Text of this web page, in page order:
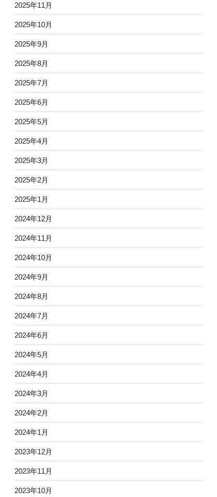
2025年11月
2025年10月
2025年9月
2025年8月
2025年7月
2025年6月
2025年5月
2025年4月
2025年3月
2025年2月
2025年1月
2024年12月
2024年11月
2024年10月
2024年9月
2024年8月
2024年7月
2024年6月
2024年5月
2024年4月
2024年3月
2024年2月
2024年1月
2023年12月
2023年11月
2023年10月